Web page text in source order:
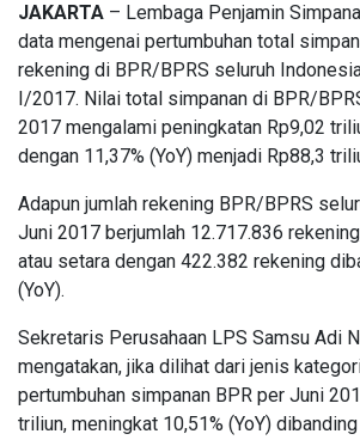
JAKARTA – Lembaga Penjamin
data mengenai pertumbuhan total
rekening di BPR/BPRS seluruh
I/2017. Nilai total simpanan di BPR/
2017 mengalami peningkatan Rp9,02
dengan 11,37% (YoY) menjadi Rp88,3
Adapun jumlah rekening BPR/BPRS
Juni 2017 berjumlah 12.717.836
atau setara dengan 422.382 rekening
(YoY).
Sekretaris Perusahaan LPS Samsu Adi
mengatakan, jika dilihat dari jenis
pertumbuhan simpanan BPR per Juni
triliun, meningkat 10,51% (YoY)